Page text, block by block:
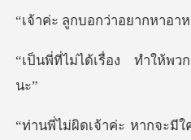
าอยากหาอา
อง ทำให้พวก